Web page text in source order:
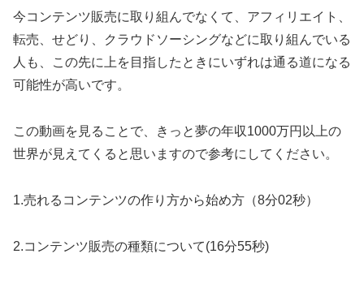
今コンテンツ販売に取り組んでなくて、アフィリエイト、
転売、せどり、クラウドソーシングなどに取り組んでいる
人も、この先に上を目指したときにいずれは通る道になる
可能性が高いです。
この動画を見ることで、きっと夢の年収1000万円以上の
世界が見えてくると思いますので参考にしてください。
1.売れるコンテンツの作り方から始め方（8分02秒）
2.コンテンツ販売の種類について(16分55秒)